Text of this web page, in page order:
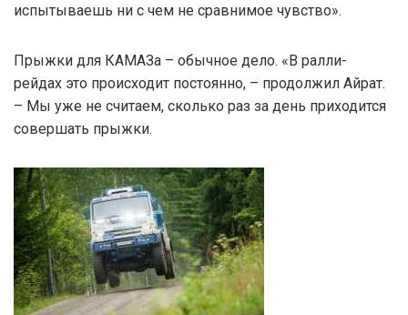
испытываешь ни с чем не сравнимое чувство».
Прыжки для КАМАЗа – обычное дело. «В ралли-
рейдах это происходит постоянно, – продолжил Айрат.
– Мы уже не считаем, сколько раз за день приходится
совершать прыжки.